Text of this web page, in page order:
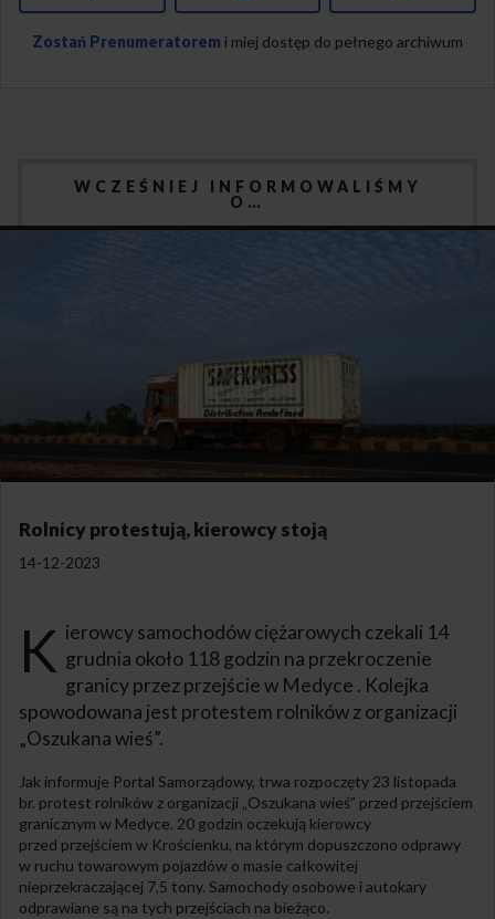
Zostań Prenumeratorem i miej dostęp do pełnego archiwum
WCZEŚNIEJ INFORMOWALIŚMY
O…
Rolnicy protestują, kierowcy stoją
14-12-2023
K ierowcy samochodów ciężarowych czekali 14
grudnia około 118 godzin na przekroczenie
granicy przez przejście w Medyce . Kolejka
spowodowana jest protestem rolników z organizacji
„Oszukana wieś”.
Jak informuje Portal Samorządowy, trwa rozpoczęty 23 listopada
br. protest rolników z organizacji „Oszukana wieś” przed przejściem
granicznym w Medyce. 20 godzin oczekują kierowcy
przed przejściem w Krościenku, na którym dopuszczono odprawy
w ruchu towarowym pojazdów o masie całkowitej
nieprzekraczającej 7,5 tony. Samochody osobowe i autokary
odprawiane są na tych przejściach na bieżąco.